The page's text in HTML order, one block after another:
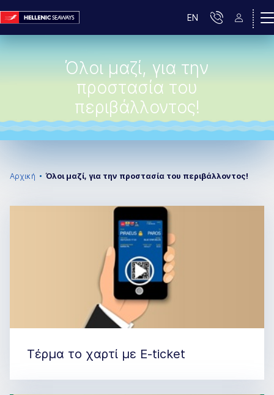
EN
Όλοι μαζί, για την
προστασία του
περιβάλλοντος!
Αρχική Όλοι μαζί, για την προστασία του περιβάλλοντος!
Τέρμα το χαρτί με E-ticket